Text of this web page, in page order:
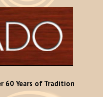
60 Years of Tradition